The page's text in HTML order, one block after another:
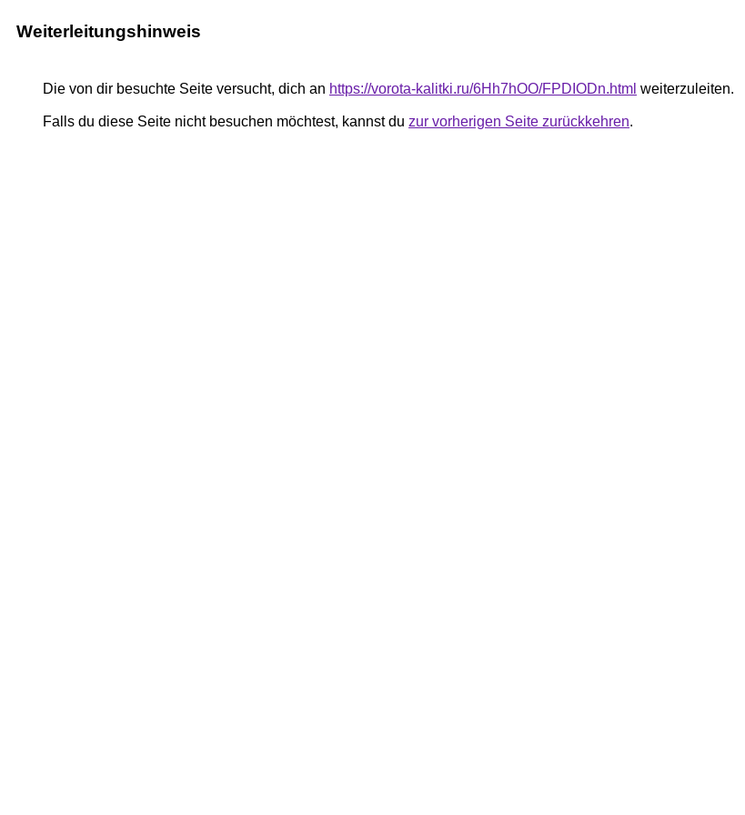
Weiterleitungshinweis
Die von dir besuchte Seite versucht, dich an https://vorota-kalitki.ru/6Hh7hOO/FPDIODn.html weiterzuleiten.
Falls du diese Seite nicht besuchen möchtest, kannst du zur vorherigen Seite zurückkehren.